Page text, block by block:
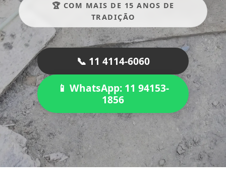
🏆 COM MAIS DE 15 ANOS DE
TRADIÇÃO
📞 11 4114-6060
📱 WhatsApp: 11 94153-
1856